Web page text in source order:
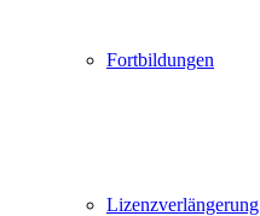
Fortbildungen
Lizenzverlängerung